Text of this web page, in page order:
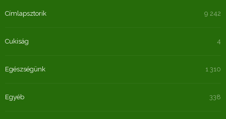
Címlapsztorik 9 242
Cukiság 4
Egészségünk 1 310
Egyéb 338